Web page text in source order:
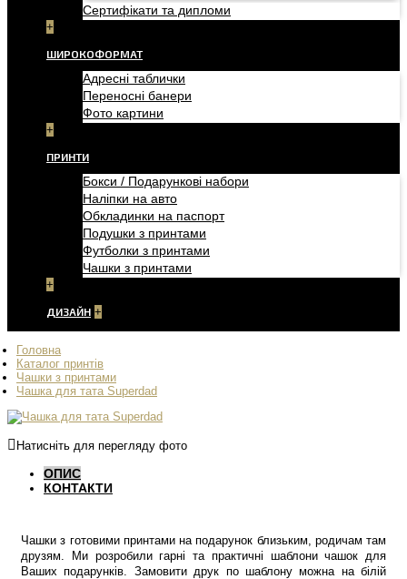
Сертифікати та дипломи
+
ШИРОКОФОРМАТ
Адресні таблички
Переносні банери
Фото картини
+
ПРИНТИ
Бокси / Подарункові набори
Наліпки на авто
Обкладинки на паспорт
Подушки з принтами
Футболки з принтами
Чашки з принтами
+
ДИЗАЙН +
Головна
Каталог принтів
Чашки з принтами
Чашка для тата Superdad
Натисніть для перегляду фото
ОПИС
КОНТАКТИ
Чашки з готовими принтами на подарунок близьким, родичам там
друзям. Ми розробили гарні та практичні шаблони чашок для
Ваших подарунків. Замовити друк по шаблону можна на білій